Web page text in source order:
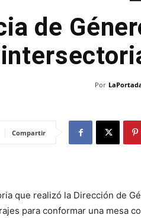
de
Por
Compartir
que realizó la Dirección de
para conformar una mesa